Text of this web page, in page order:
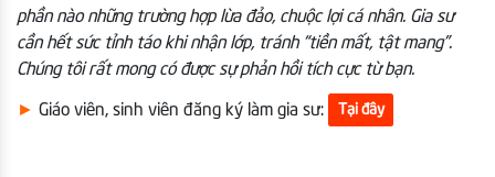
phần nào những trường hợp lừa đảo, chuộc lợi cá nhân. Gia sư
cần hết sức tỉnh táo khi nhận lớp, tránh “tiền mất, tật mang”.
Chúng tôi rất mong có được sự phản hồi tích cực từ bạn.
► Giáo viên, sinh viên đăng ký làm gia sư: Tại đây